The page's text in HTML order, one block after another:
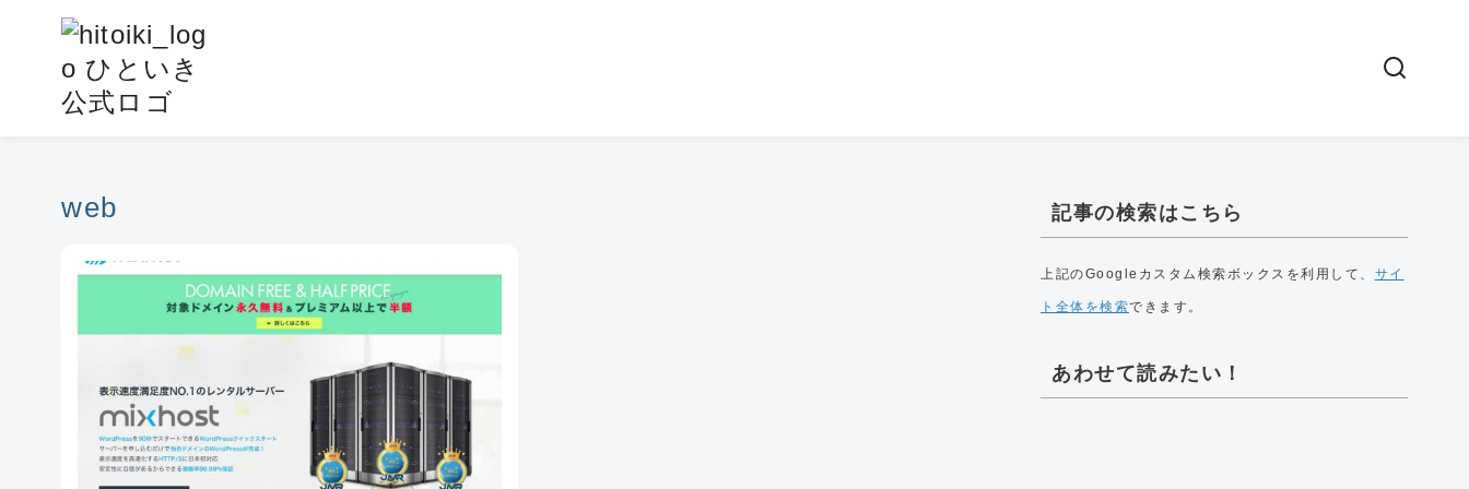
web 記事の検索はこちら
上記のGoogleカスタム検索ボックスを利用して、 サイ
ト全体を検索できます。
あわせて読みたい！